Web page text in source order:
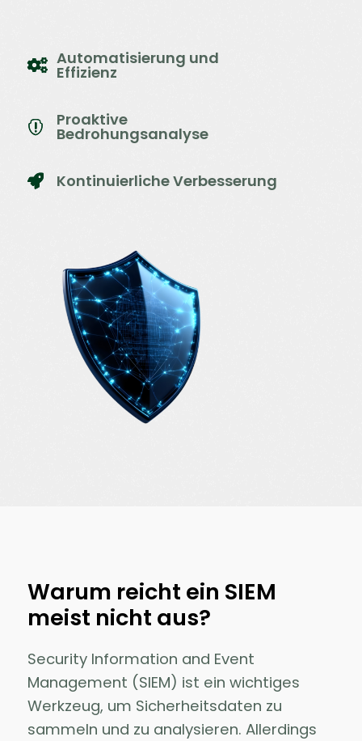
Automatisierung und
Effizienz
Proaktive
Bedrohungsanalyse
Kontinuierliche Verbesserung
Warum reicht ein SIEM
meist nicht aus?
Security Information and Event
Management (SIEM) ist ein wichtiges
Werkzeug, um Sicherheitsdaten zu
sammeln und zu analysieren. Allerdings